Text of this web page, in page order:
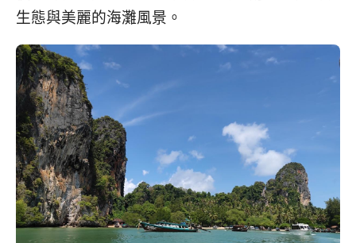
生態與美麗的海灘風景。